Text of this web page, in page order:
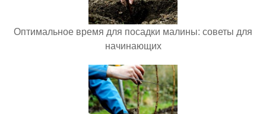
Оптимальное время для посадки малины: советы для
начинающих